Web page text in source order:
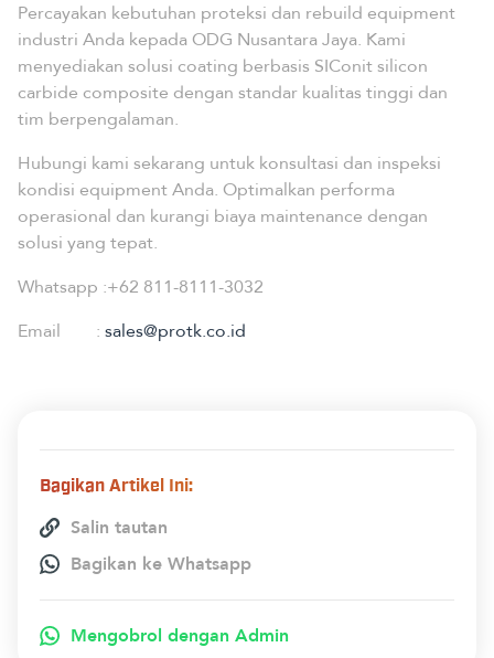
Percayakan kebutuhan proteksi dan rebuild equipment
industri Anda kepada ODG Nusantara Jaya. Kami
menyediakan solusi coating berbasis SIConit silicon
carbide composite dengan standar kualitas tinggi dan
tim berpengalaman.
Hubungi kami sekarang untuk konsultasi dan inspeksi
kondisi equipment Anda. Optimalkan performa
operasional dan kurangi biaya maintenance dengan
solusi yang tepat.
Whatsapp :+62 811-8111-3032
Email : sales@protk.co.id
Bagikan Artikel Ini:
Salin tautan
Bagikan ke Whatsapp
Mengobrol dengan Admin